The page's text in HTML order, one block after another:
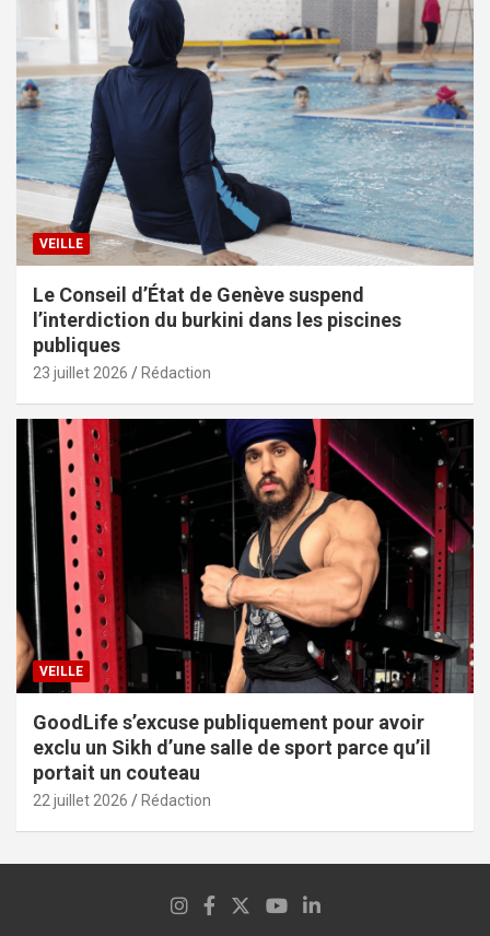
VEILLE
Le Conseil d’État de Genève suspend
l’interdiction du burkini dans les piscines
publiques
23 juillet 2026 Rédaction
VEILLE
GoodLife s’excuse publiquement pour avoir
exclu un Sikh d’une salle de sport parce qu’il
portait un couteau
22 juillet 2026 Rédaction